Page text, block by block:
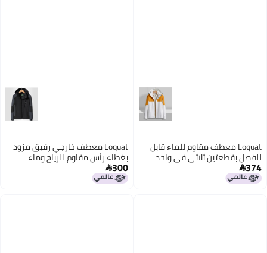
5
Loquat معطف مقاوم للماء قابل
للفصل بقطعتين ثلاثي في واحد
374
8
Loquat معطف خارجي رقيق مزود
بغطاء رأس مقاوم للرياح وماء
300